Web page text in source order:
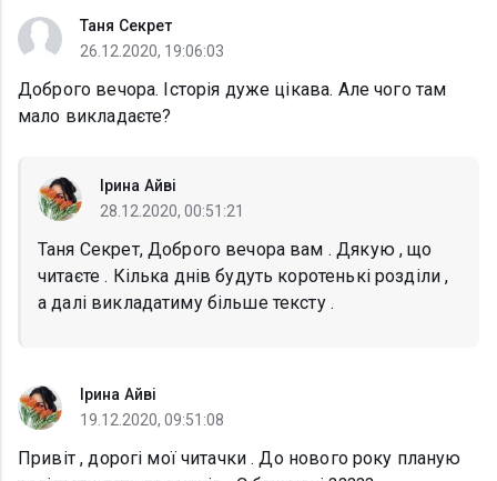
Таня Секрет
26.12.2020, 19:06:03
Доброго вечора. Історія дуже цікава. Але чого там
мало викладаєте?
Ірина Айві
28.12.2020, 00:51:21
Таня Секрет, Доброго вечора вам . Дякую , що
читаєте . Кілька днів будуть коротенькі розділи ,
а далі викладатиму більше тексту .
Ірина Айві
19.12.2020, 09:51:08
Привіт , дорогі мої читачки . До нового року планую